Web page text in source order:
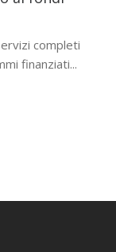
completi
finanziati...